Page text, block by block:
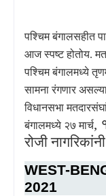
पश्चिम बंगालसहीत
आज स्पष्ट होतोय.
पश्चिम बंगालमध्ये
सामना रंगणार
विधानसभा
बंगालमध्ये २७ मार्च,
रोजी
WEST-
2021